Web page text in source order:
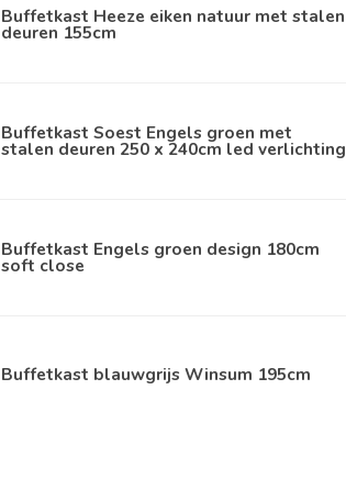
Buffetkast Heeze eiken natuur met stalen
deuren 155cm
Buffetkast Soest Engels groen met
stalen deuren 250 x 240cm led verlichting
Buffetkast Engels groen design 180cm
soft close
Buffetkast blauwgrijs Winsum 195cm